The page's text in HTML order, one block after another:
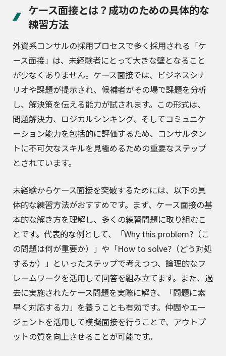
ケース面接とは？成功のための具体的な
練習方法
外資系コンサルの採用プロセスで多く採用される「ケ
ース面接」は、未経験者にとって大きな壁となること
が少なくありません。ケース面接では、ビジネスシナ
リオや課題が提示され、候補者がその場で課題を分析
し、解決策を伝える能力が試されます。この形式は、
問題解決力、ロジカルシンキング、そしてコミュニケ
ーション能力を包括的に評価するため、コンサルタン
トに不可欠なスキルを見極めるための重要なステップ
とされています。
未経験からケース面接を突破するためには、以下の具
体的な練習方法がおすすめです。まず、ケース面接の基
本的な解き方を理解し、多くの練習問題に取り組むこ
とです。代表的な例として、「Why this problem?（こ
の問題は何が重要か）」や「How to solve?（どう対処
するか）」といったステップで考えつつ、論理的なフ
レームワークを活用して回答を組み立てます。また、過
去に実施されたケース問題を実際に解き、「問題に素
早く対応する力」を養うことも有効です。仲間やエー
ジェントを活用して模擬面接を行うことで、アウトプ
ットの質を向上させることが可能です。